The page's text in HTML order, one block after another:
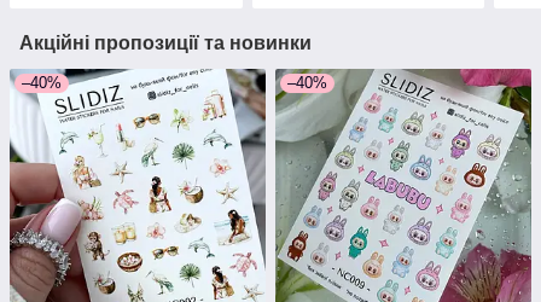
Акційні пропозиції та новинки
–40% –40%